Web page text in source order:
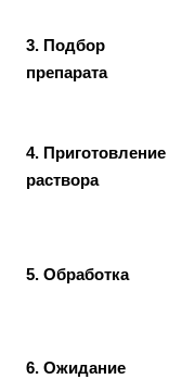
3. Подбор
препарата
4. Приготовление
раствора
5. Обработка
6. Ожидание